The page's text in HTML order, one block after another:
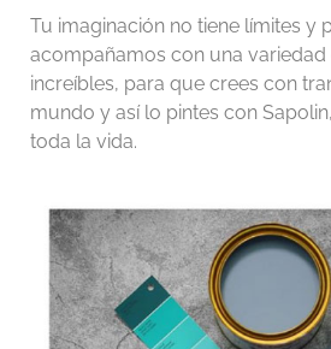
Tu imaginación no tiene límites y
acompañamos con una
increíbles, para que crees con
mundo y así lo pintes con
toda la vida.